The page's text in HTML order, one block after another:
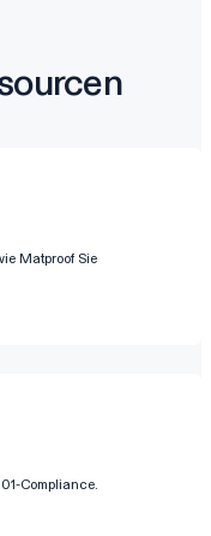
Matproof Sie
Compliance.